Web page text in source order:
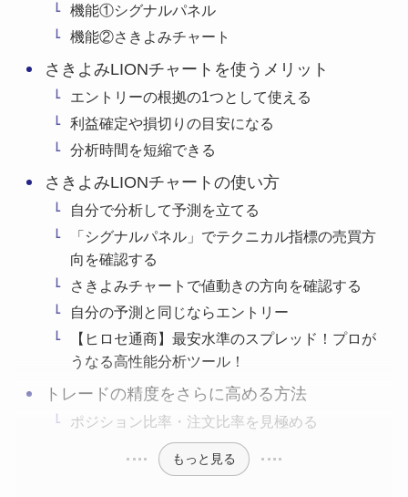
機能①シグナルパネル
機能②さきよみチャート
さきよみLIONチャートを使うメリット
エントリーの根拠の1つとして使える
利益確定や損切りの目安になる
分析時間を短縮できる
さきよみLIONチャートの使い方
自分で分析して予測を立てる
「シグナルパネル」でテクニカル指標の売買方
向を確認する
さきよみチャートで値動きの方向を確認する
自分の予測と同じならエントリー
【ヒロセ通商】最安水準のスプレッド！プロが
うなる高性能分析ツール！
トレードの精度をさらに高める方法
ポジション比率・注文比率を見極める
もっと見る